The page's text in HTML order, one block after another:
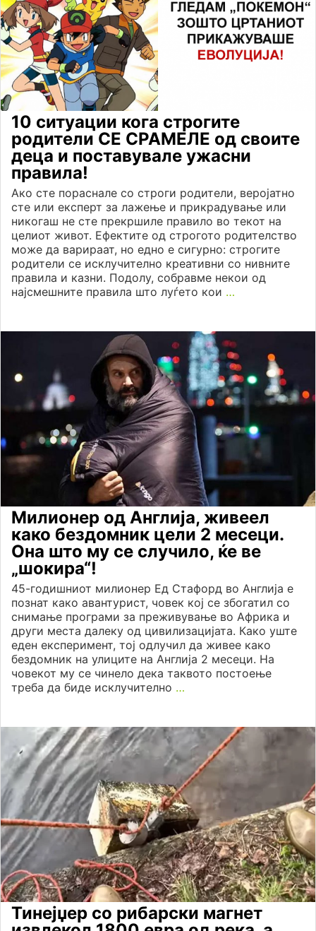
10 ситуации кога строгите
родители СЕ СРАМЕЛЕ од своите
деца и поставувале ужасни
правила!
Ако сте пораснале со строги родители, веројатно
сте или експерт за лажење и прикрадување или
никогаш не сте прекршиле правило во текот на
целиот живот. Ефектите од строгото родителство
може да варираат, но едно е сигурно: строгите
родители се исклучително креативни со нивните
правила и казни. Подолу, собравме некои од
најсмешните правила што луѓето кои …
Милионер од Англија, живеел
како бездомник цели 2 месеци.
Она што му се случило, ќе ве
„шокира“!
45-годишниот милионер Ед Стафорд во Англија е
познат како авантурист, човек кој се збогатил со
снимање програми за преживување во Африка и
други места далеку од цивилизацијата. Како уште
еден експеримент, тој одлучил да живее како
бездомник на улиците на Англија 2 месеци. На
човекот му се чинело дека таквото постоење
треба да биде исклучително …
Тинејџер со рибарски магнет